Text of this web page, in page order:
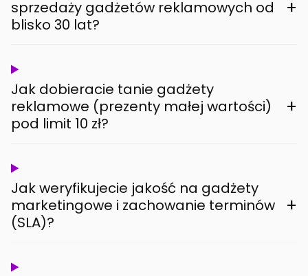
sprzedaży gadżetów reklamowych od
blisko 30 lat?
+
Jak dobieracie tanie gadżety
reklamowe (prezenty małej wartości)
pod limit 10 zł?
+
Jak weryfikujecie jakość na gadżety
marketingowe i zachowanie terminów
(SLA)?
+